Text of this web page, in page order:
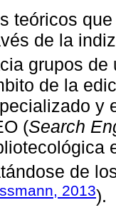
teóricos
de la
grupos de
de la
y
(Search
de
2013).